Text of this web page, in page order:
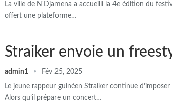
La ville de N'Djamena a accueilli la 4e édition du
offert une plateforme…
Straiker envoie un
admin1 Fév 25, 2025
Le jeune rappeur guinéen Straiker continue
Alors qu’il prépare un concert…